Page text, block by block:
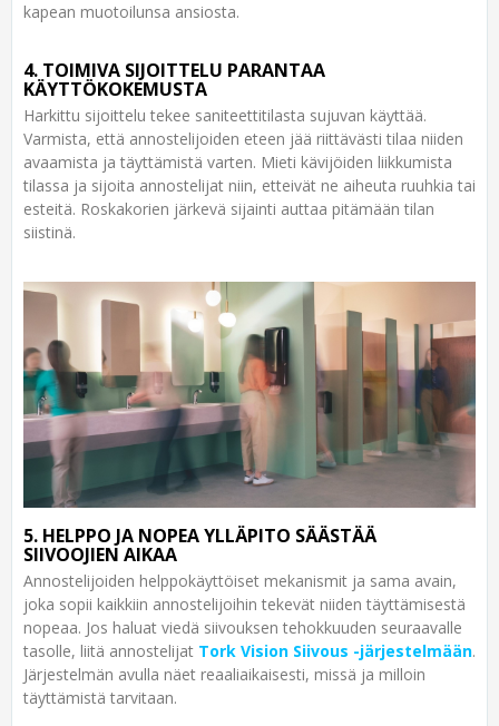
kapean muotoilunsa ansiosta.
4. TOIMIVA SIJOITTELU PARANTAA
KÄYTTÖKOKEMUSTA
Harkittu sijoittelu tekee saniteettitilasta sujuvan käyttää.
Varmista, että annostelijoiden eteen jää riittävästi tilaa niiden
avaamista ja täyttämistä varten. Mieti kävijöiden liikkumista
tilassa ja sijoita annostelijat niin, etteivät ne aiheuta ruuhkia tai
esteitä. Roskakorien järkevä sijainti auttaa pitämään tilan
siistinä.
5. HELPPO JA NOPEA YLLÄPITO SÄÄSTÄÄ
SIIVOOJIEN AIKAA
Annostelijoiden helppokäyttöiset mekanismit ja sama avain,
joka sopii kaikkiin annostelijoihin tekevät niiden täyttämisestä
nopeaa. Jos haluat viedä siivouksen tehokkuuden seuraavalle
tasolle, liitä annostelijat Tork Vision Siivous -järjestelmään.
Järjestelmän avulla näet reaaliaikaisesti, missä ja milloin
täyttämistä tarvitaan.